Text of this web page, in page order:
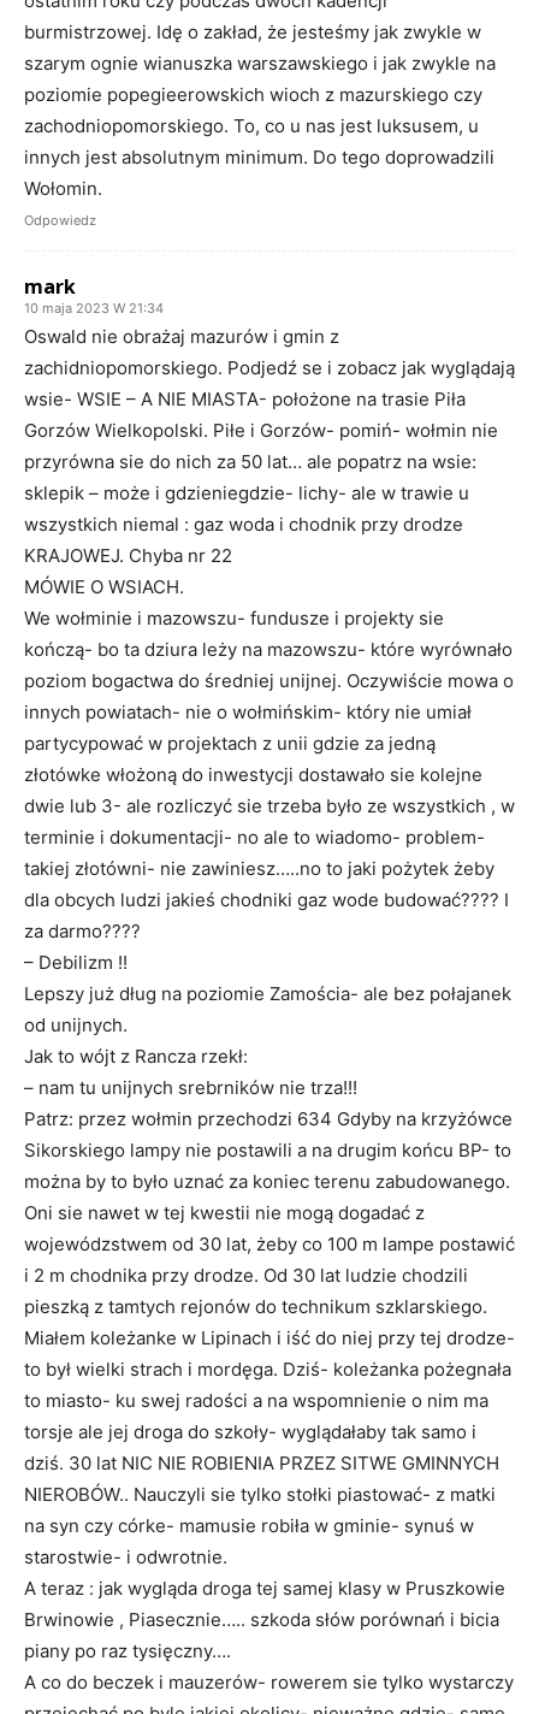
burmistrzowej. Idę o zakład, że jesteśmy jak zwykle w
szarym ognie wianuszka warszawskiego i jak zwykle na
poziomie popegieerowskich wioch z mazurskiego czy
zachodniopomorskiego. To, co u nas jest luksusem, u
innych jest absolutnym minimum. Do tego doprowadzili
Wołomin.
Odpowiedz
mark
10 maja 2023 W 21:34
Oswald nie obrażaj mazurów i gmin z
zachidniopomorskiego. Podjedź se i zobacz jak wyglądają
wsie- WSIE – A NIE MIASTA- położone na trasie Piła
Gorzów Wielkopolski. Piłe i Gorzów- pomiń- wołmin nie
przyrówna sie do nich za 50 lat… ale popatrz na wsie:
sklepik – może i gdzieniegdzie- lichy- ale w trawie u
wszystkich niemal : gaz woda i chodnik przy drodze
KRAJOWEJ. Chyba nr 22
MÓWIE O WSIACH.
We wołminie i mazowszu- fundusze i projekty sie
kończą- bo ta dziura leży na mazowszu- które wyrównało
poziom bogactwa do średniej unijnej. Oczywiście mowa o
innych powiatach- nie o wołmińskim- który nie umiał
partycypować w projektach z unii gdzie za jedną
złotówke włożoną do inwestycji dostawało sie kolejne
dwie lub 3- ale rozliczyć sie trzeba było ze wszystkich , w
terminie i dokumentacji- no ale to wiadomo- problem-
takiej złotówni- nie zawiniesz…..no to jaki pożytek żeby
dla obcych ludzi jakieś chodniki gaz wode budować???? I
za darmo????
– Debilizm !!
Lepszy już dług na poziomie Zamościa- ale bez połajanek
od unijnych.
Jak to wójt z Rancza rzekł:
– nam tu unijnych srebrników nie trza!!!
Patrz: przez wołmin przechodzi 634 Gdyby na krzyżówce
Sikorskiego lampy nie postawili a na drugim końcu BP- to
można by to było uznać za koniec terenu zabudowanego.
Oni sie nawet w tej kwestii nie mogą dogadać z
wojewódzstwem od 30 lat, żeby co 100 m lampe postawić
i 2 m chodnika przy drodze. Od 30 lat ludzie chodzili
pieszką z tamtych rejonów do technikum szklarskiego.
Miałem koleżanke w Lipinach i iść do niej przy tej drodze-
to był wielki strach i mordęga. Dziś- koleżanka pożegnała
to miasto- ku swej radości a na wspomnienie o nim ma
torsje ale jej droga do szkoły- wyglądałaby tak samo i
dziś. 30 lat NIC NIE ROBIENIA PRZEZ SITWE GMINNYCH
NIEROBÓW.. Nauczyli sie tylko stołki piastować- z matki
na syn czy córke- mamusie robiła w gminie- synuś w
starostwie- i odwrotnie.
A teraz : jak wygląda droga tej samej klasy w Pruszkowie
Brwinowie , Piasecznie….. szkoda słów porównań i bicia
piany po raz tysięczny….
A co do beczek i mauzerów- rowerem sie tylko wystarczy